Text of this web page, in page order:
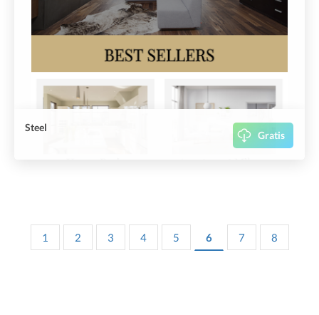
Steel
Gratis
1 2 3 4 5 6 7 8